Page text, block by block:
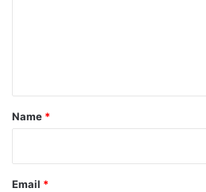
*
Name *
Email *